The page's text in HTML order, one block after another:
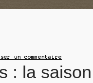
un commentaire
: la